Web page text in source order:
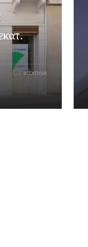
0 ΣΧΌΛΙΑ